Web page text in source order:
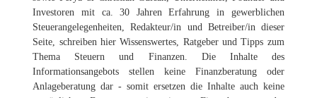
Investoren mit ca. 30 Jahren Erfahrung in gewerblichen
Steuerangelegenheiten, Redakteur/in und Betreiber/in dieser
Seite, schreiben hier Wissenswertes, Ratgeber und Tipps zum
Thema Steuern und Finanzen. Die Inhalte des
Informationsangebots stellen keine Finanzberatung oder
Anlageberatung dar - somit ersetzen die Inhalte auch keine